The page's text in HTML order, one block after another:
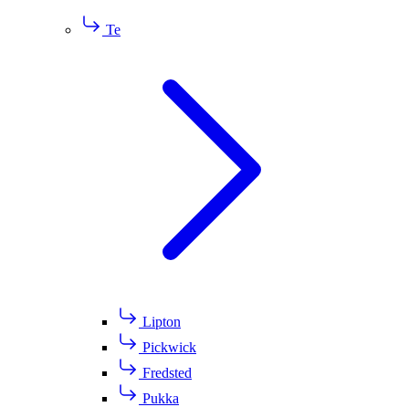
Te
Lipton
Pickwick
Fredsted
Pukka